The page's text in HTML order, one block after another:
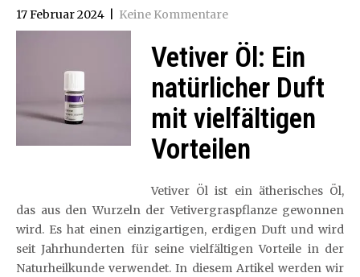
17 Februar 2024 Keine Kommentare
Vetiver Öl: Ein
natürlicher Duft
mit vielfältigen
Vorteilen
Vetiver Öl ist ein ätherisches Öl,
das aus den Wurzeln der Vetivergraspflanze gewonnen
wird. Es hat einen einzigartigen, erdigen Duft und wird
seit Jahrhunderten für seine vielfältigen Vorteile in der
Naturheilkunde verwendet. In diesem Artikel werden wir